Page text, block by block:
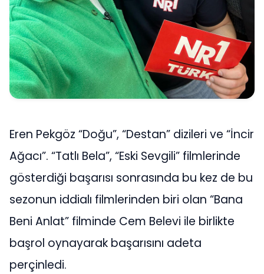
Eren Pekgöz “Doğu”, “Destan” dizileri ve “İncir
Ağacı”. “Tatlı Bela”, “Eski Sevgili” filmlerinde
gösterdiği başarısı sonrasında bu kez de bu
sezonun iddialı filmlerinden biri olan “Bana
Beni Anlat” filminde Cem Belevi ile birlikte
başrol oynayarak başarısını adeta
perçinledi.